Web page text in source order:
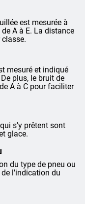
est mesurée à
A à E. La distance
mesuré et indiqué
plus, le bruit de
A à C pour faciliter
s'y prêtent sont
glace.
du type de pneu ou
l'indication du